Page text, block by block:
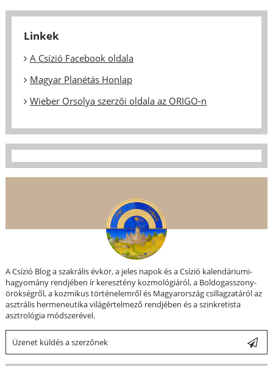
Linkek
A Csízió Facebook oldala
Magyar Planétás Honlap
Wieber Orsolya szerzői oldala az ORIGO-n
A Csízió Blog a szakrális évkör, a jeles napok és a Csízió kalendáriumi-
hagyomány rendjében ír keresztény kozmológiáról, a Boldogasszony-
örökségről, a kozmikus történelemről és Magyarország csillagzatáról az
asztrális hermeneutika világértelmező rendjében és a szinkretista
asztrológia módszerével.
Üzenet küldés a szerzőnek